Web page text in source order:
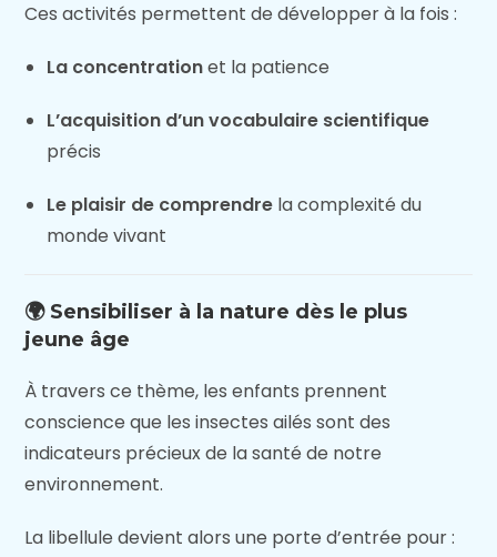
Ces activités permettent de développer à la fois :
La concentrationet la patience
L’acquisition d’un vocabulaire scientifique
précis
Le plaisir de comprendre la complexité du
monde vivant
🌍 Sensibiliser à la nature dès le plus
jeune âge
À travers ce thème, les enfants prennent
conscience que les insectes ailés sont des
indicateurs précieux de la santé de notre
environnement.
La libellule devient alors une porte d’entrée pour :